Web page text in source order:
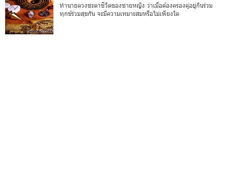
ทำนายดวงชะตาชีวิตของชายหญิง ว่าเมื่อต้องครองคู่อยู่กินร่วม
ทุกข์ร่วมสุขกัน จะมีความเหมาะสมหรือไม่เพียงใด